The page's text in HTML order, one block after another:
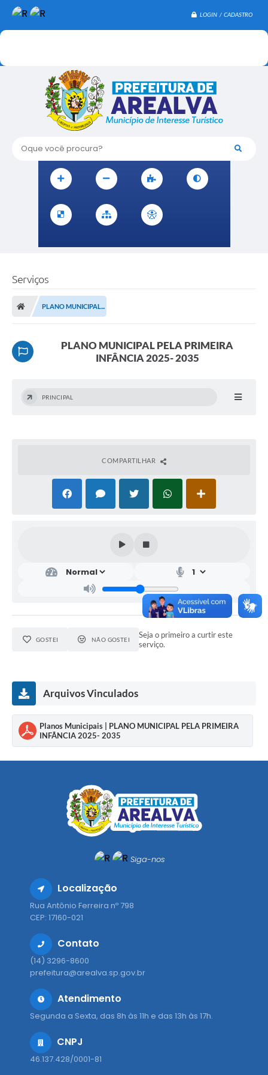
LOGIN / CADASTRO
Oque você procura?
Serviços
PLANO MUNICIPAL...
PLANO MUNICIPAL PELA PRIMEIRA
INFÂNCIA 2025- 2035
PRINCIPAL
COMPARTILHAR
GOSTEI NÃO GOSTEI
Seja o primeiro a curtir este
serviço.
Arquivos Vinculados
Planos Municipais | PLANO MUNICIPAL PELA PRIMEIRA
INFÂNCIA 2025- 2035
Siga-nos
Localização
Rua Antônio Ferreira nº 798
CEP: 17160-021
Contato
(14) 3296-8600
prefeitura@arealva.sp.gov.br
Atendimento
Segunda a Sexta, das 8h às 11h e das 13h às 17h.
CNPJ
46.137.428/0001-81